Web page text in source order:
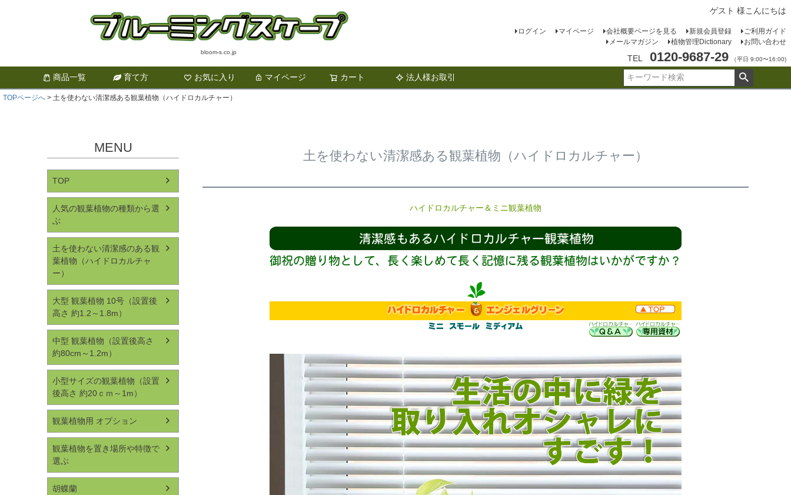
bloom-s.co.jp
ゲスト 様こんにちは
ログイン マイページ 会社概要ページを見る 新規会員登録
ご利用ガイド
メールマガジン
植物管理Dictionary お問い合わせ
TEL 0120-9687-29 （平日 9:00〜16:00)
商品一覧 育て方 お気に入り マイページ カート 法人様お取引
検索
TOPページへ 土を使わない清潔感ある観葉植物（ハイドロカルチャー）
MENU
TOP
人気の観葉植物の種類から選
ぶ
土を使わない清潔感のある観
葉植物（ハイドロカルチャ
ー）
大型 観葉植物 10号（設置後
高さ 約1.2～1.8m）
中型 観葉植物（設置後高さ
約80cm～1.2m）
小型サイズの観葉植物（設置
後高さ 約20ｃｍ～1m）
観葉植物用 オプション
観葉植物を置き場所や特徴で
選ぶ
胡蝶蘭
土を使わない清潔感ある観葉植物（ハイドロカルチャー）
ハイドロカルチャー＆ミニ観葉植物